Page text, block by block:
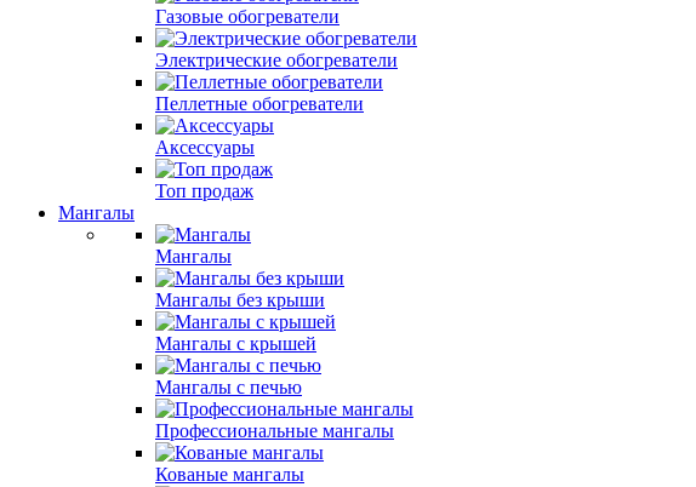
Газовые обогреватели
Электрические обогреватели
Пеллетные обогреватели
Аксессуары
Топ продаж
Мангалы
Мангалы
Мангалы без крыши
Мангалы с крышей
Мангалы с печью
Профессиональные мангалы
Кованые мангалы